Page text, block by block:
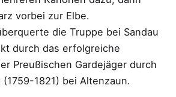
vorbei zur Elbe.
die Truppe bei Sandau
durch das erfolgreiche
Preußischen Gardejäger durch
1821) bei Altenzaun.